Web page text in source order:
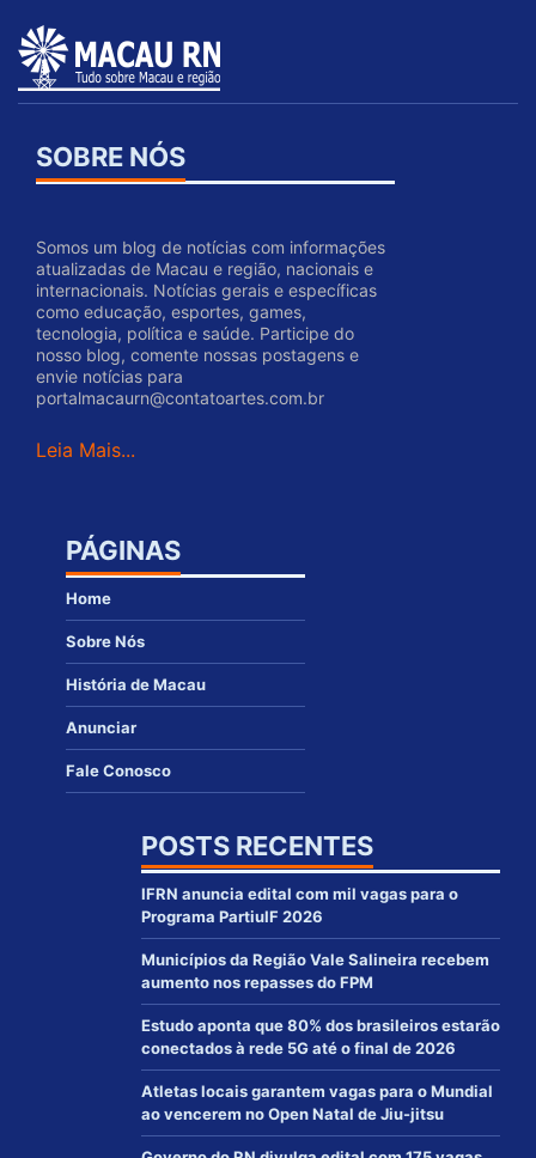
SOBRE NÓS
Somos um blog de notícias com informações
atualizadas de Macau e região, nacionais e
internacionais. Notícias gerais e específicas
como educação, esportes, games,
tecnologia, política e saúde. Participe do
nosso blog, comente nossas postagens e
envie notícias para
portalmacaurn@contatoartes.com.br
Leia Mais...
PÁGINAS
Home
Sobre Nós
História de Macau
Anunciar
Fale Conosco
POSTS RECENTES
IFRN anuncia edital com mil vagas para o
Programa PartiuIF 2026
Municípios da Região Vale Salineira recebem
aumento nos repasses do FPM
Estudo aponta que 80% dos brasileiros estarão
conectados à rede 5G até o final de 2026
Atletas locais garantem vagas para o Mundial
ao vencerem no Open Natal de Jiu-jitsu